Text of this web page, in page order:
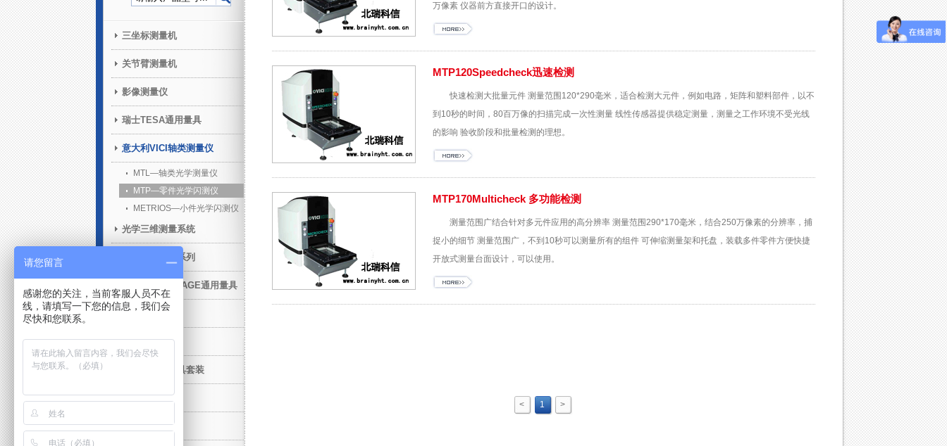
三坐标测量机
关节臂测量机
影像测量仪
瑞士TESA通用量具
意大利VICI轴类测量仪
MTL—轴类光学测量仪
MTP—零件光学闪测仪
METRIOS—小件光学闪测仪
光学三维测量系统
青岛前哨产品系列
STANDARD GAGE通用量具
在机测量
售后增值服务
三坐标柔性夹具套装
工业CT
威尔量具量仪
万像素 仪器前方直接开口的设计。
MTP120Speedcheck迅速检测
快速检测大批量元件 测量范围120*290毫米，适合检测大元件，例如电路，矩阵和塑料部件，以不
到10秒的时间，80百万像的扫描完成一次性测量 线性传感器提供稳定测量，测量之工作环境不受光线
的影响 验收阶段和批量检测的理想。
MTP170Multicheck 多功能检测
测量范围广结合针对多元件应用的高分辨率 测量范围290*170毫米，结合250万像素的分辨率，捕
捉小的细节 测量范围广，不到10秒可以测量所有的组件 可伸缩测量架和托盘，装载多件零件方便快捷
开放式测量台面设计，可以使用。
< 1 >
请您留言
感谢您的关注，当前客服人员不在
线，请填写一下您的信息，我们会
尽快和您联系。